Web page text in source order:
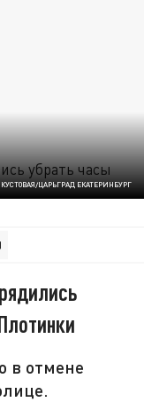
ЦАРЬГРАД ЕКАТЕРИНБУРГ
в отмене